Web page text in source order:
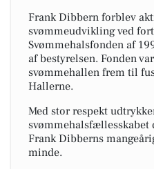
Frank Dibbern forblev
svømmeudvikling ved
Svømmehalsfonden af
af bestyrelsen. Fonden
svømmehallen frem til
Hallerne.
Med stor respekt
svømmehalsfællesskabet
Frank Dibberns
minde.